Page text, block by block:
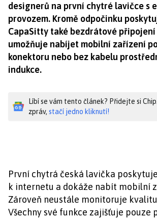
designerů na první chytré lavičce s
provozem. Kromě odpočinku
CapaSitty také bezdrátové
umožňuje nabíjet mobilní zařízení
konektoru nebo bez kabelu
indukce.
Líbí se vám tento článek? Přidejte si
zpráv, stačí jedno kliknutí!
První chytrá česká lavička
k internetu a dokáže nabít mobilní
Zároveň neustále monitoruje
Všechny své funkce zajišťuje